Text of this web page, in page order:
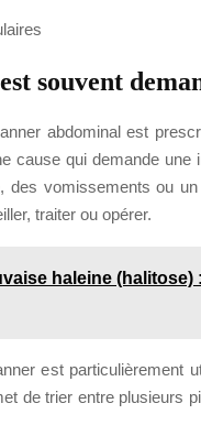
souvent
abdominal est
cause qui demande
des vomissements ou
traiter ou opérer.
haleine
est particulièrement
de trier entre plusieurs